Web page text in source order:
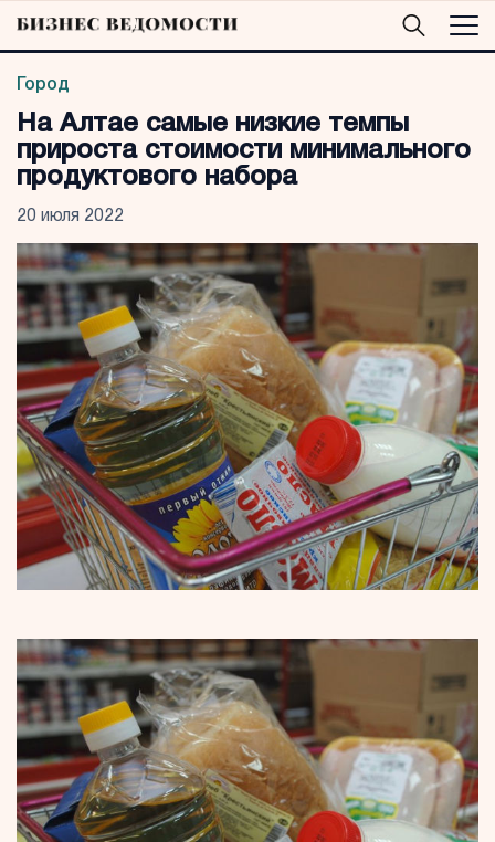
Город
На Алтае самые низкие темпы
прироста стоимости минимального
продуктового набора
20 июля 2022